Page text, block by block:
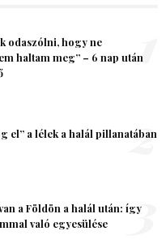
odaszólni, hogy ne
haltam meg” – 6 nap után
1
el” a lélek a halál pillanatában
2
a Földön a halál után: így
való egyesülése
3